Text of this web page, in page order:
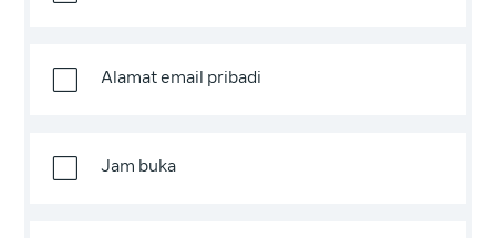
Alamat email pribadi
Jam buka